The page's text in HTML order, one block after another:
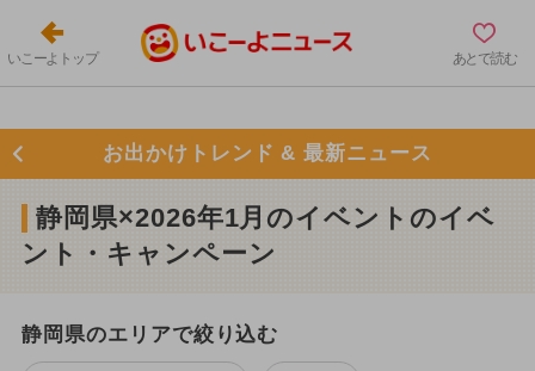
いこーよトップ あとで読む
お出かけトレンド & 最新ニュース
静岡県×2026年1月のイベントのイベ
ント・キャンペーン
静岡県のエリアで絞り込む